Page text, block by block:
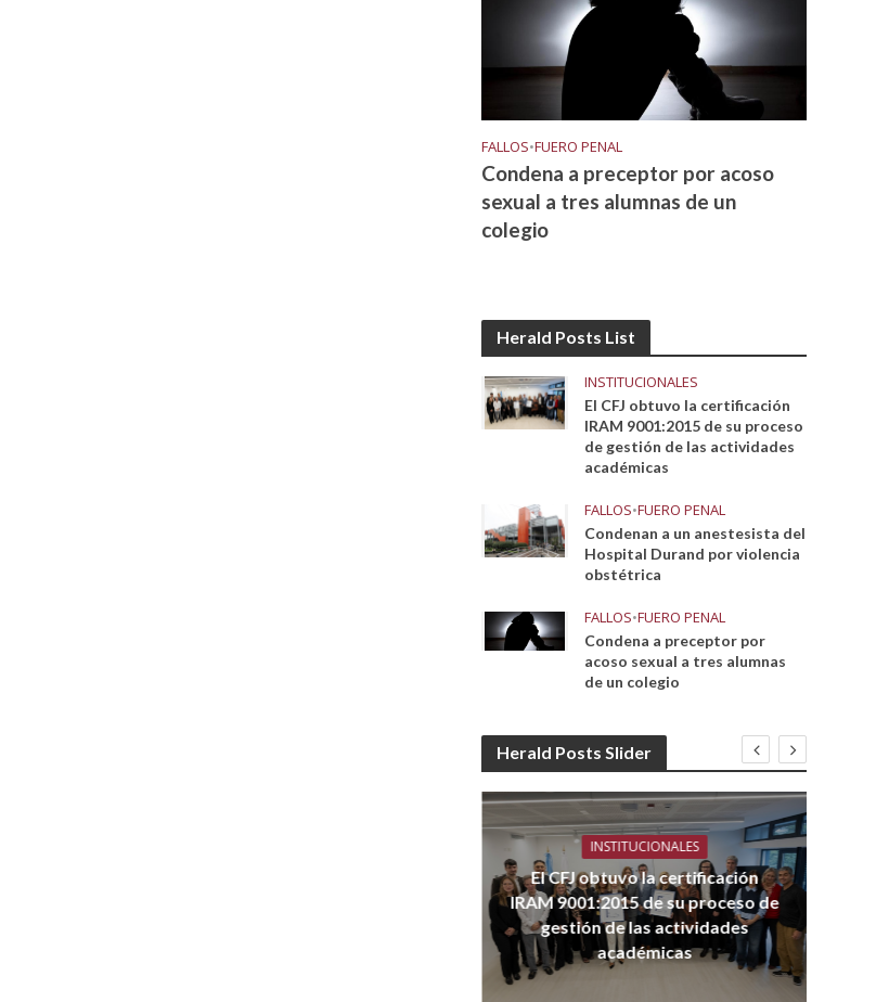
FALLOS•FUERO PENAL
Condena a preceptor por acoso
sexual a tres alumnas de un
colegio
Herald Posts List
INSTITUCIONALES
El CFJ obtuvo la certificación
IRAM 9001:2015 de su proceso
de gestión de las actividades
académicas
FALLOS•FUERO PENAL
Condenan a un anestesista del
Hospital Durand por violencia
obstétrica
FALLOS•FUERO PENAL
Condena a preceptor por
acoso sexual a tres alumnas
de un colegio
Herald Posts Slider
INSTITUCIONALES
El CFJ obtuvo la certificación
IRAM 9001:2015 de su proceso de
gestión de las actividades
académicas